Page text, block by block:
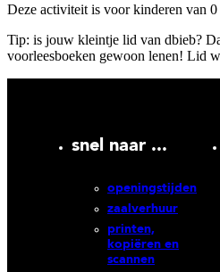
Deze activiteit is voor kinderen van
Tip: is jouw kleintje lid van dbieb?
voorleesboeken gewoon lenen! Lid
snel naar ...
openingstijden
zaalverhuur
printen,
kopiëren en
scannen